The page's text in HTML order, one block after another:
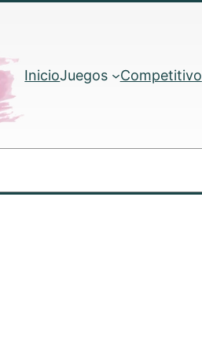
InicioJuegos Competitivo